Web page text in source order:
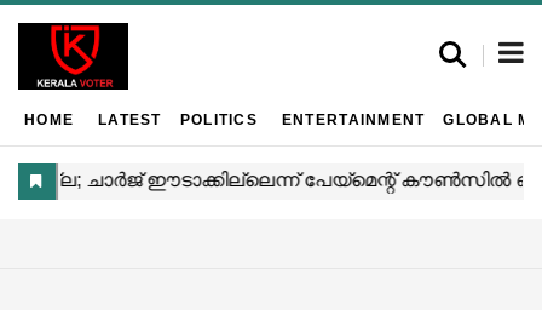
HOME LATEST POLITICS ENTERTAINMENT GLOBAL